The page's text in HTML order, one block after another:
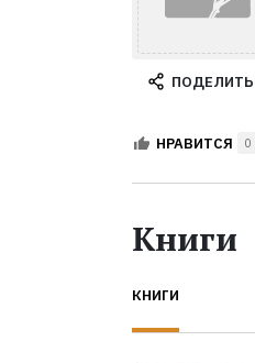
НРАВИТСЯ 0
Книги
КНИГИ